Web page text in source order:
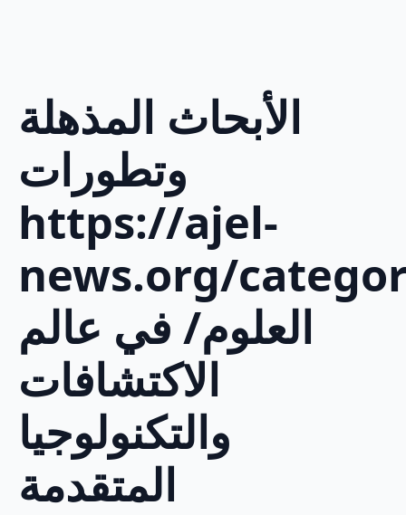
الأبحاث المذهلة
وتطورات
https://ajel-
news.org/
العلوم/ في عالم
الاكتشافات
والتكنولوجيا
المتقدمة